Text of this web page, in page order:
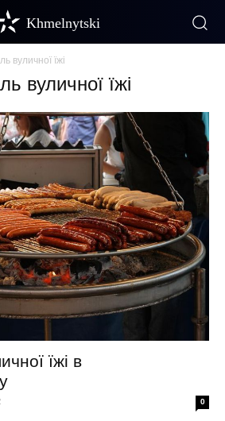
Khmelnytski
вуличної їжі
вуличної їжі
їжі в
0